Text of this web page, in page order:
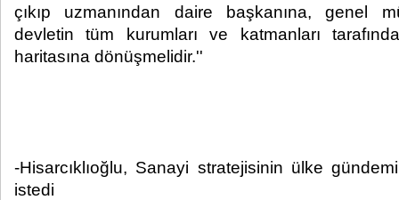
çıkıp uzmanından daire başkanına, genel
devletin tüm kurumları ve katmanları
haritasına dönüşmelidir.''
-Hisarcıklıoğlu, Sanayi stratejisinin ülke
istedi